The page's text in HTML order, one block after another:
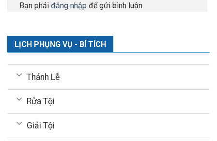
Bạn phải đăng nhập để gửi bình luận.
LỊCH PHỤNG VỤ - BÍ TÍCH
Thánh Lễ
Rửa Tội
Giải Tội